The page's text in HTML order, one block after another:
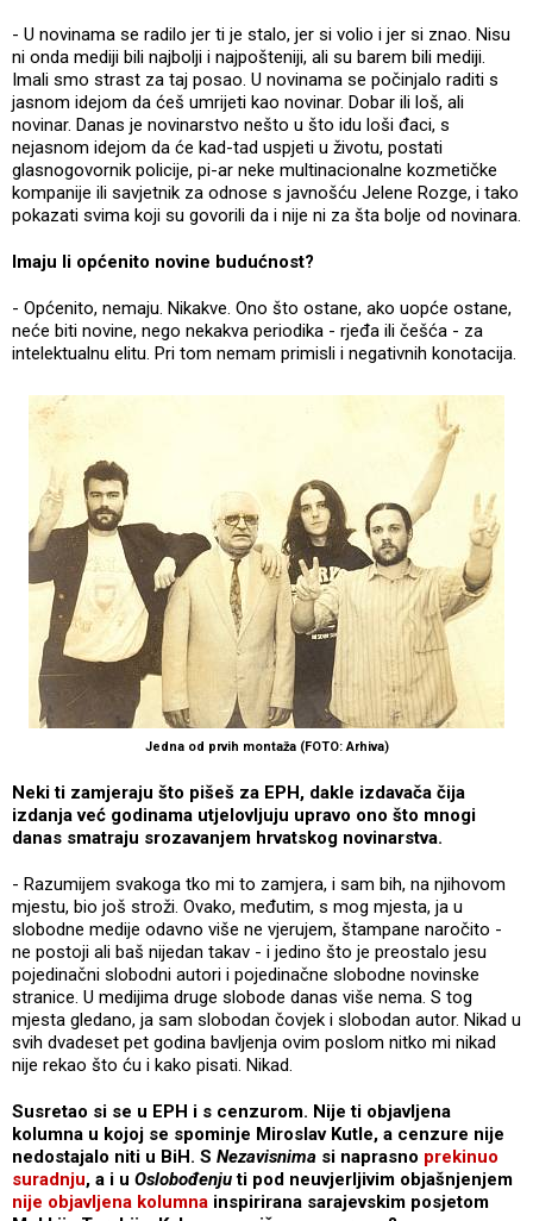
- U novinama se radilo jer ti je stalo, jer si volio i jer si znao. Nisu
ni onda mediji bili najbolji i najpošteniji, ali su barem bili mediji.
Imali smo strast za taj posao. U novinama se počinjalo raditi s
jasnom idejom da ćeš umrijeti kao novinar. Dobar ili loš, ali
novinar. Danas je novinarstvo nešto u što idu loši đaci, s
nejasnom idejom da će kad-tad uspjeti u životu, postati
glasnogovornik policije, pi-ar neke multinacionalne kozmetičke
kompanije ili savjetnik za odnose s javnošću Jelene Rozge, i tako
pokazati svima koji su govorili da i nije ni za šta bolje od novinara.
Imaju li općenito novine budućnost?
- Općenito, nemaju. Nikakve. Ono što ostane, ako uopće ostane,
neće biti novine, nego nekakva periodika - rjeđa ili češća - za
intelektualnu elitu. Pri tom nemam primisli i negativnih konotacija.
Jedna od prvih montaža (FOTO: Arhiva)
Neki ti zamjeraju što pišeš za EPH, dakle izdavača čija
izdanja već godinama utjelovljuju upravo ono što mnogi
danas smatraju srozavanjem hrvatskog novinarstva.
- Razumijem svakoga tko mi to zamjera, i sam bih, na njihovom
mjestu, bio još stroži. Ovako, međutim, s mog mjesta, ja u
slobodne medije odavno više ne vjerujem, štampane naročito -
ne postoji ali baš nijedan takav - i jedino što je preostalo jesu
pojedinačni slobodni autori i pojedinačne slobodne novinske
stranice. U medijima druge slobode danas više nema. S tog
mjesta gledano, ja sam slobodan čovjek i slobodan autor. Nikad u
svih dvadeset pet godina bavljenja ovim poslom nitko mi nikad
nije rekao što ću i kako pisati. Nikad.
Susretao si se u EPH i s cenzurom. Nije ti objavljena
kolumna u kojoj se spominje Miroslav Kutle, a cenzure nije
nedostajalo niti u BiH. S Nezavisnima si naprasno prekinuo
suradnju, a i u Oslobođenjuti pod neuvjerljivim objašnjenjem
nije objavljena kolumna inspirirana sarajevskim posjetom